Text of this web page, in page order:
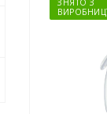
ЗНЯТО З